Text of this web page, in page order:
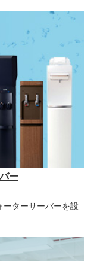
ー
ターサーバーを設